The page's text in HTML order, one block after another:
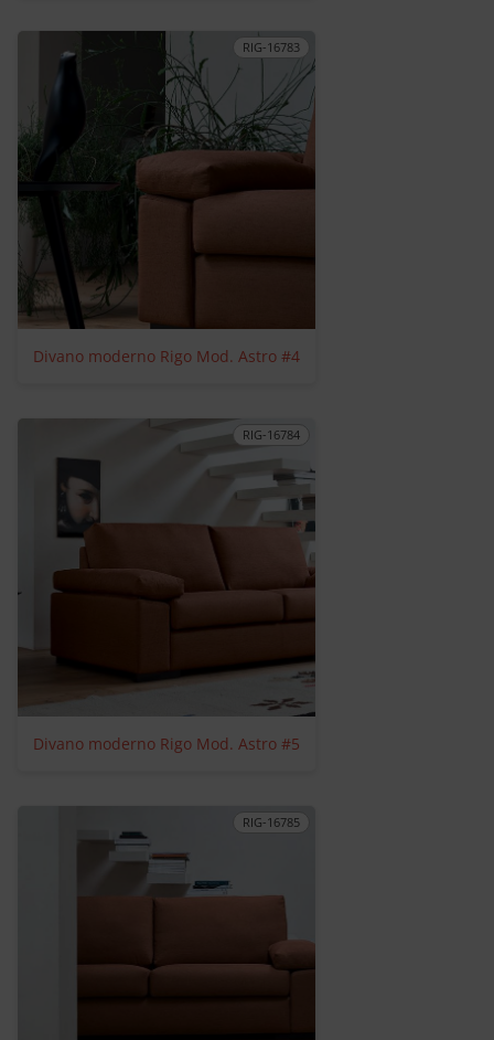
RIG-16783
Divano moderno Rigo Mod. Astro #4
RIG-16784
Divano moderno Rigo Mod. Astro #5
RIG-16785